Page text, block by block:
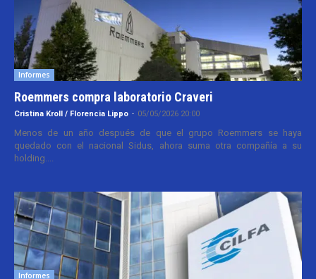
Informes
Roemmers compra laboratorio Craveri
Cristina Kroll / Florencia Lippo - 05/05/2026 20:00
Menos de un año después de que el grupo Roemmers se haya
quedado con el nacional Sidus, ahora suma otra compañía a su
holding....
Informes